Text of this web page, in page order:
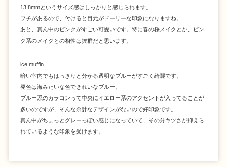
13.8mmというサイズ感はしっかりと感じられます。
フチがあるので、付けると目元がドーリーな印象になりますね。
あと、真ん中のピンクがすごい可愛いです。特に春の桜メイクとか、ピン
ク系のメイクとの相性は抜群だと思います。
ice muffin
暗い室内でもはっきりと分かる透明なブルーがすごく綺麗です。
発色は海みたいな色できれいなブルー。
ブルー系のカラコンって中央にイエロー系のアクセントが入ってることが
多いのですが、そんな余計なデザインがないので好印象です。
真ん中がちょっとグレーっぽい感じになっていて、その分キツさが抑えら
れているような印象を受けます。